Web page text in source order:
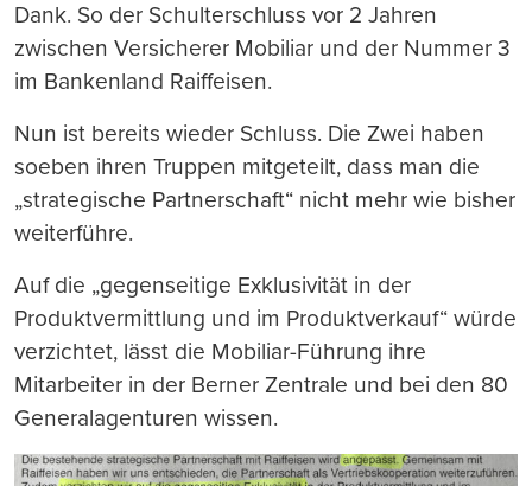
Dank. So der Schulterschluss vor 2 Jahren
zwischen Versicherer Mobiliar und der Nummer 3
im Bankenland Raiffeisen.
Nun ist bereits wieder Schluss. Die Zwei haben
soeben ihren Truppen mitgeteilt, dass man die
„strategische Partnerschaft“ nicht mehr wie bisher
weiterführe.
Auf die „gegenseitige Exklusivität in der
Produktvermittlung und im Produktverkauf“ würde
verzichtet, lässt die Mobiliar-Führung ihre
Mitarbeiter in der Berner Zentrale und bei den 80
Generalagenturen wissen.